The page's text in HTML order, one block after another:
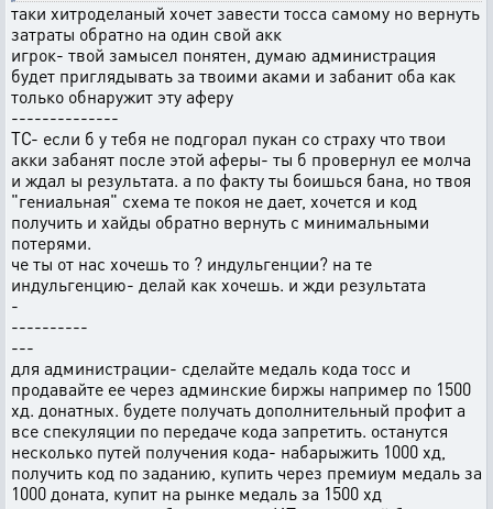
таки хитроделаный хочет завести тосса самому но вернуть
затраты обратно на один свой акк
игрок- твой замысел понятен, думаю администрация
будет приглядывать за твоими аками и забанит оба как
только обнаружит эту аферу
--------------
ТС- если б у тебя не подгорал пукан со страху что твои
акки забанят после этой аферы- ты б провернул ее молча
и ждал ы результата. а по факту ты боишься бана, но твоя
"гениальная" схема те покоя не дает, хочется и код
получить и хайды обратно вернуть с минимальными
потерями.
че ты от нас хочешь то ? индульгенции? на те
индульгенцию- делай как хочешь. и жди результата
-
----------
---
для администрации- сделайте медаль кода тосс и
продавайте ее через админские биржы например по 1500
хд. донатных. будете получать дополнительный профит а
все спекуляции по передаче кода запретить. останутся
несколько путей получения кода- набарыжить 1000 хд,
получить код по заданию, купить через премиум медаль за
1000 доната, купит на рынке медаль за 1500 хд